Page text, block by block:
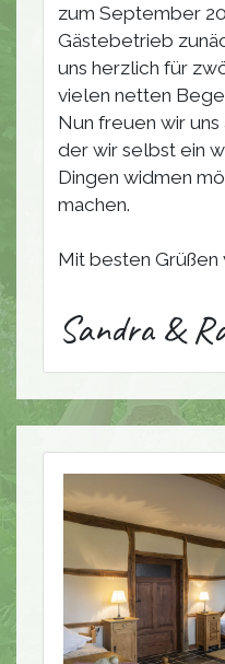
zum September
Gästebetrieb
uns herzlich für
vielen netten
Nun freuen wir
der wir selbst ein
Dingen widmen
machen.
Mit besten
Sandra &